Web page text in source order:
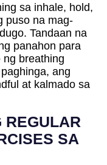
sa inhale, hold,
puso na mag-
Tandaan na
panahon para
ng breathing
ang
at kalmado sa
REGULAR
SA